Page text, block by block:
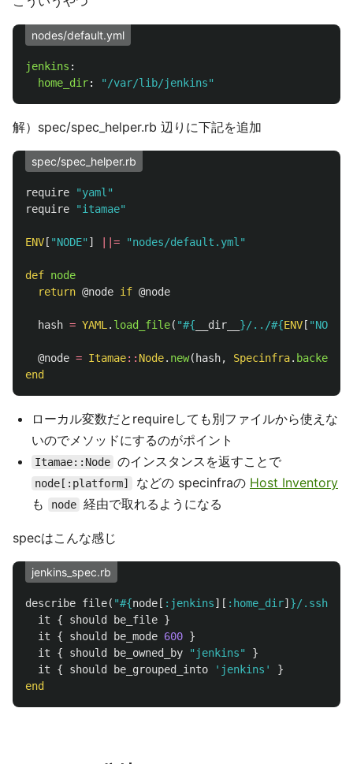
nodes/default.yml
jenkins :
home_dir: " /var/lib/jenkins"
解）spec/spec_helper.rb 辺りに下記を追加
spec/spec_helper.rb
require
"yaml"
require
"itamae"
ENV [ "NODE" ] ||= "nodes/default.yml"
def node
return @node if @node
hash = YAML . load_file( "#{ __dir__ }/../#{ENV [ "NODE"
@node = Itamae:: Node. new( hash, Specinfra. backend
end
ローカル変数だとrequireしても別ファイルから使えな
いのでメソッドにするのがポイント
Itamae::Node のインスタンスを返すことで
node[:platform] などの specinfraの Host Inventory
も
node 経由で取れるようになる
specはこんな感じ
jenkins_spec.rb
describe file( "#{node [ :jenkins][ :home_dir] }/.ssh/
it
{ should be_file }
it
{ should be_mode 600 }
it
{ should be_owned_by "jenkins"
}
it
{ should be_grouped_into 'jenkins'
}
end